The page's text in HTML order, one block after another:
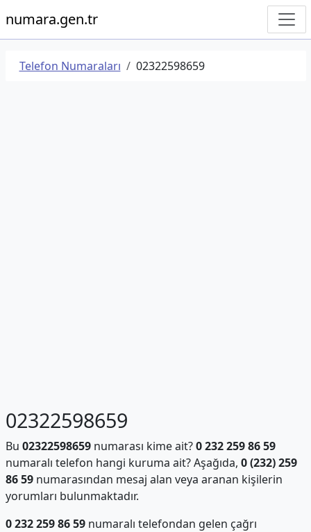
numara.gen.tr
Telefon Numaraları 02322598659
02322598659
Bu 02322598659numarası kime ait?0 232 259 86 59
numaralı telefon hangi kuruma ait? Aşağıda, 0 (232) 259
86 59numarasından mesaj alan veya aranan kişilerin
yorumları bulunmaktadır.
0 232 259 86 59numaralı telefondan gelen çağrı